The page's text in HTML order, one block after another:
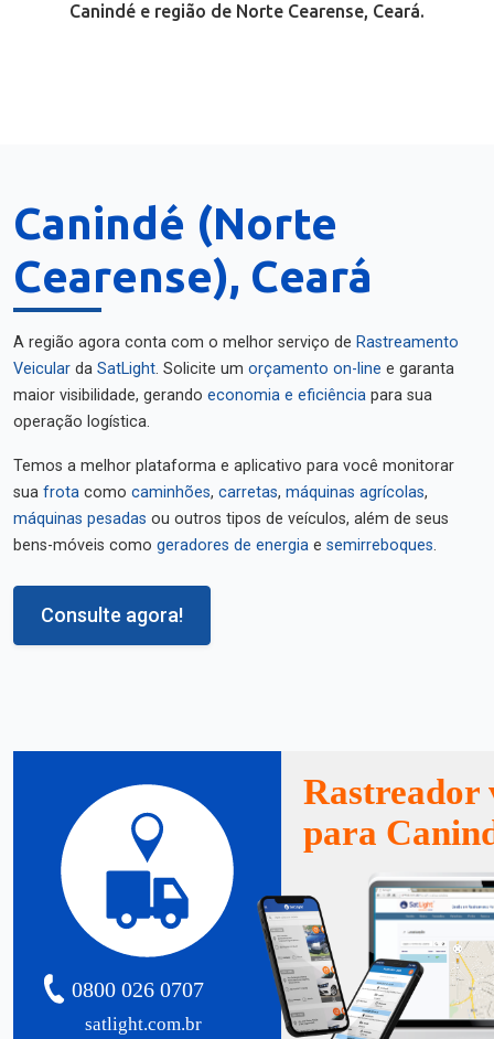
Canindé e região de Norte Cearense, Ceará.
Canindé (Norte
Cearense), Ceará
A região agora conta com o melhor serviço de Rastreamento
Veicular da SatLight. Solicite um orçamento on-line e garanta
maior visibilidade, gerando economia e eficiência para sua
operação logística.
Temos a melhor plataforma e aplicativo para você monitorar
sua frota como caminhões, carretas, máquinas agrícolas,
máquinas pesadas ou outros tipos de veículos, além de seus
bens-móveis como geradores de energia e semirreboques.
Consulte agora!
satlight.com.br
0800 026 0707
Rastreador
para